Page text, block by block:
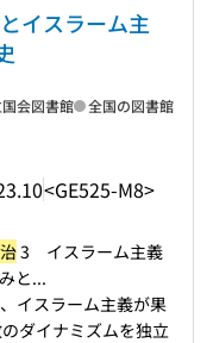
とイスラーム主
<GE525-M8>
会図書館 全国の図書館
3 イスラーム主義
と...
イスラーム主義が果
ダイナミズムを独立